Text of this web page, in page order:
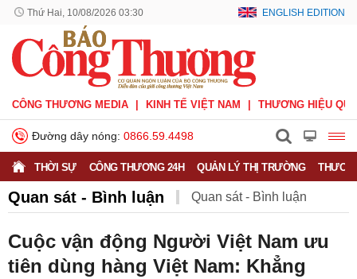
Thứ Hai, 10/08/2026 03:30 ENGLISH EDITION
CÔNG THƯƠNG MEDIA KINH TẾ VIỆT NAM THƯƠNG HIỆU
Đường dây nóng: 0866.59.4498
THỜI SỰ CÔNG THƯƠNG 24H QUẢN LÝ THỊ TRƯỜNG
Quan sát - Bình luận Quan sát - Bình luận
Người tốt - Việc tốt Phỏng vấn - Đối thoại
Cuộc vận động Người Việt Nam ưu
tiên dùng hàng Việt Nam: Khẳng